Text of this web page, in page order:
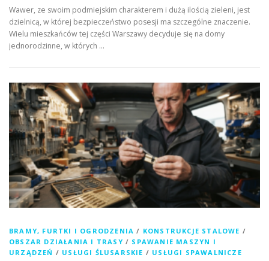
Wawer, ze swoim podmiejskim charakterem i dużą ilością zieleni, jest
dzielnicą, w której bezpieczeństwo posesji ma szczególne znaczenie.
Wielu mieszkańców tej części Warszawy decyduje się na domy
jednorodzinne, w których …
BRAMY, FURTKI I OGRODZENIA / KONSTRUKCJE STALOWE /
OBSZAR DZIAŁANIA I TRASY / SPAWANIE MASZYN I
URZĄDZEŃ / USŁUGI ŚLUSARSKIE / USŁUGI SPAWALNICZE